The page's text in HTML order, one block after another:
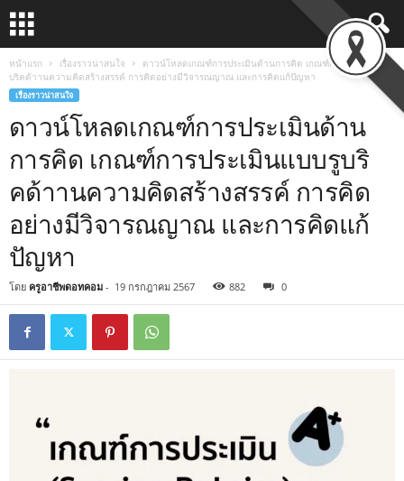
หน้าแรก เรื่องราวน่าสนใจ
ดาวน์โหลดเกณฑ์การประเมินด้านการคิด เกณฑ์การประเมินแบบรู
บริคด้าานความคิดสร้างสรรค์ การคิดอย่างมีวิจารณญาณ และการคิดแก้ปัญหา
เรื่องราวน่าสนใจ
ดาวน์โหลดเกณฑ์การประเมินด้าน
การคิด เกณฑ์การประเมินแบบรูบริ
คด้าานความคิดสร้างสรรค์ การคิด
อย่างมีวิจารณญาณ และการคิดแก้
ปัญหา
โดย ครูอาชีพดอทคอม - 19 กรกฎาคม 2567 882 0